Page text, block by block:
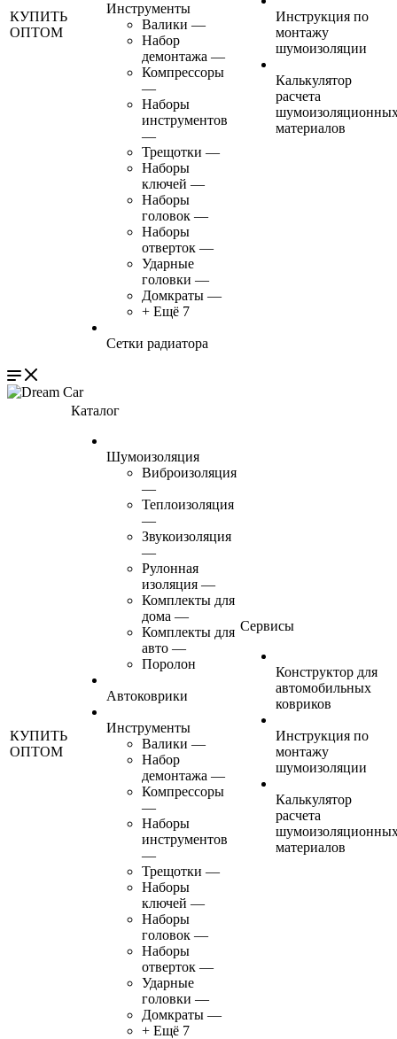
КУПИТЬ
ОПТОМ
Инструменты
Валики —
Набор
демонтажа —
Компрессоры
—
Наборы
инструментов
—
Трещотки —
Наборы
ключей —
Наборы
головок —
Наборы
отверток —
Ударные
головки —
Домкраты —
+ Ещё 7
Сетки радиатора
Инструкция по
монтажу
шумоизоляции
Калькулятор
расчета
материалов
КУПИТЬ
ОПТОМ
Каталог
Шумоизоляция
Виброизоляция
—
Теплоизоляция
—
Звукоизоляция
—
Рулонная
изоляция —
Комплекты для
дома —
Комплекты для
авто —
Поролон
Автоковрики
Инструменты
Валики —
Набор
демонтажа —
Компрессоры
—
Наборы
инструментов
—
Трещотки —
Наборы
ключей —
Наборы
головок —
Наборы
отверток —
Ударные
головки —
Домкраты —
+ Ещё 7
Сервисы
Конструктор для
автомобильных
ковриков
Инструкция по
монтажу
шумоизоляции
Калькулятор
расчета
материалов